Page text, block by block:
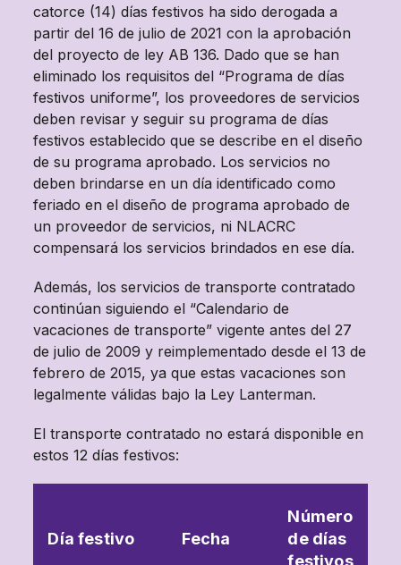
catorce (14) días festivos ha sido derogada a
partir del 16 de julio de 2021 con la aprobación
del proyecto de ley AB 136. Dado que se han
eliminado los requisitos del “Programa de días
festivos uniforme”, los proveedores de servicios
deben revisar y seguir su programa de días
festivos establecido que se describe en el diseño
de su programa aprobado. Los servicios no
deben brindarse en un día identificado como
feriado en el diseño de programa aprobado de
un proveedor de servicios, ni NLACRC
compensará los servicios brindados en ese día.
Además, los servicios de transporte contratado
continúan siguiendo el “Calendario de
vacaciones de transporte” vigente antes del 27
de julio de 2009 y reimplementado desde el 13 de
febrero de 2015, ya que estas vacaciones son
legalmente válidas bajo la Ley Lanterman.
El transporte contratado no estará disponible en
estos 12 días festivos:
Día festivo Fecha
Número
de días
festivos